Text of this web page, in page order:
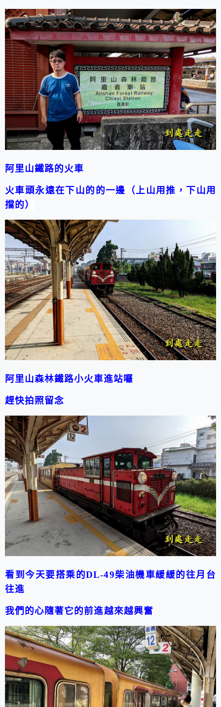
阿里山鐵路的火車
火車頭永遠在下山的的一邊（上山用推，下山用
擋的）
阿里山森林鐵路小火車進站囉
趕快拍照留念
看到今天要搭乘的DL-49柴油機車緩緩的往月台
往進
我們的心隨著它的前進越來越興奮